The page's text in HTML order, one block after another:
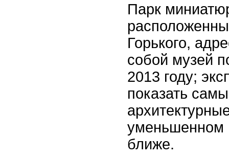
Парк
Горького,
собой музей
2013 году;
показать
уменьшенном
ближе.